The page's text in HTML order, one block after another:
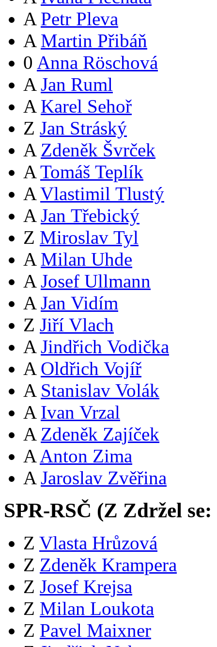
A Petr Pleva
A Martin Přibáň
0 Anna Röschová
A Jan Ruml
A Karel Sehoř
Z Jan Stráský
A Zdeněk Švrček
A Tomáš Teplík
A Vlastimil Tlustý
A Jan Třebický
Z Miroslav Tyl
A Milan Uhde
A Josef Ullmann
A Jan Vidím
Z Jiří Vlach
A Jindřich Vodička
A Oldřich Vojíř
A Stanislav Volák
A Ivan Vrzal
A Zdeněk Zajíček
A Anton Zima
A Jaroslav Zvěřina
SPR-RSČ (Z Zdržel se:
Z Vlasta Hrůzová
Z Zdeněk Krampera
Z Josef Krejsa
Z Milan Loukota
Z Pavel Maixner